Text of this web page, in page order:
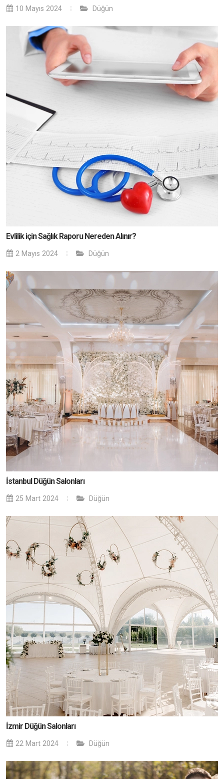
10 Mayıs 2024 Düğün
Evlilik için Sağlık Raporu Nereden Alınır?
2 Mayıs 2024 Düğün
İstanbul Düğün Salonları
25 Mart 2024 Düğün
İzmir Düğün Salonları
22 Mart 2024 Düğün